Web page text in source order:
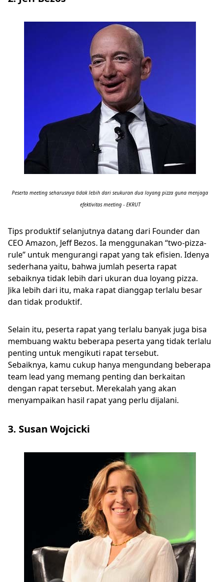
Peserta meeting seharusnya tidak lebih dari seukuran dua loyang pizza guna menjaga
efektivitas meeting - EKRUT
Tips produktif selanjutnya datang dari Founder dan
CEO Amazon, Jeff Bezos. Ia menggunakan “two-pizza-
rule” untuk mengurangi rapat yang tak efisien. Idenya
sederhana yaitu, bahwa jumlah peserta rapat
sebaiknya tidak lebih dari ukuran dua loyang pizza.
Jika lebih dari itu, maka rapat dianggap terlalu besar
dan tidak produktif.
Selain itu, peserta rapat yang terlalu banyak juga bisa
membuang waktu beberapa peserta yang tidak terlalu
penting untuk mengikuti rapat tersebut.
Sebaiknya, kamu cukup hanya mengundang beberapa
team lead yang memang penting dan berkaitan
dengan rapat tersebut. Merekalah yang akan
menyampaikan hasil rapat yang perlu dijalani.
3. Susan Wojcicki